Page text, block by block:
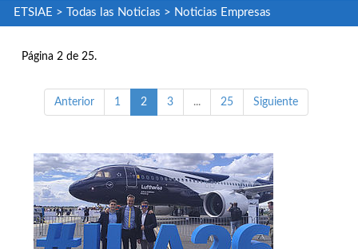
ETSIAE > Todas las Noticias > Noticias Empresas
Página 2 de 25.
Anterior 1 2 3 ... 25 Siguiente